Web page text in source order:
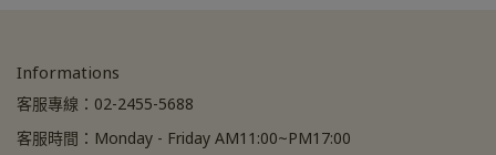
Informations
客服專線：02-2455-5688
客服時間：Monday - Friday AM11:00~PM17:00